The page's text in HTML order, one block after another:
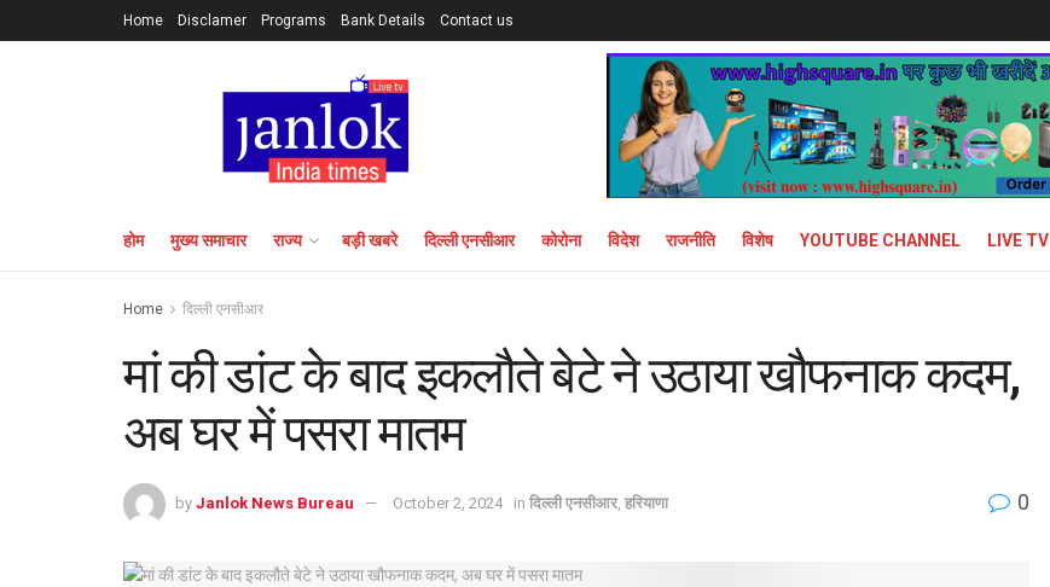
Home Disclamer Programs Bank Details Contact us
होम मुख्य समाचार राज्य बड़ी खबरे दिल्ली एनसीआर कोरोना विदेश राजनीति विशेष YOUTUBE CHANNEL LIVE TV
Home दिल्ली एनसीआर
मां की डांट के बाद इकलौते बेटे ने उठाया खौफनाक कदम,
अब घर में पसरा मातम
by Janlok News Bureau October 2, 2024 in दिल्ली एनसीआर, हरियाणा 0